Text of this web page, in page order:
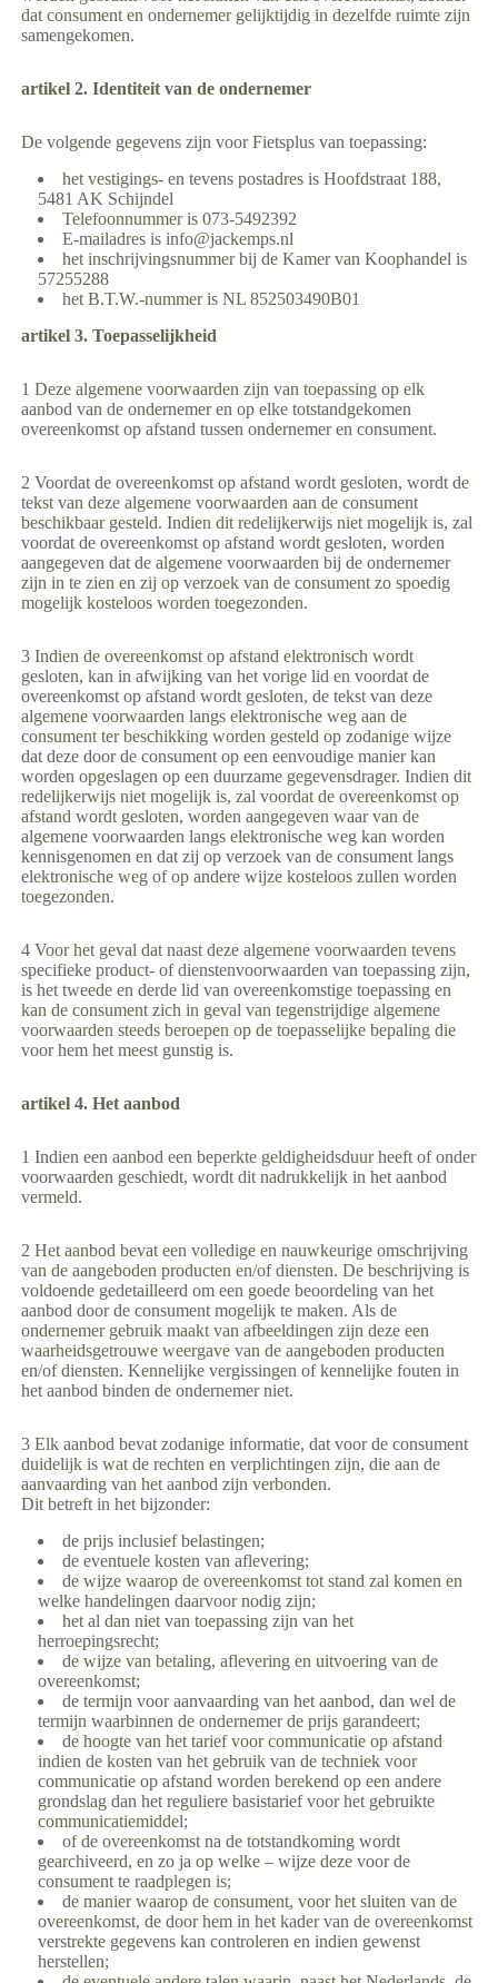
dat consument en ondernemer gelijktijdig in dezelfde ruimte zijn
samengekomen.
artikel 2. Identiteit van de ondernemer
De volgende gegevens zijn voor Fietsplus van toepassing:
het vestigings- en tevens postadres is Hoofdstraat 188,
5481 AK Schijndel
Telefoonnummer is 073-5492392
E-mailadres is info@jackemps.nl
het inschrijvingsnummer bij de Kamer van Koophandel is
57255288
het B.T.W.-nummer is NL 852503490B01
artikel 3. Toepasselijkheid
1 Deze algemene voorwaarden zijn van toepassing op elk
aanbod van de ondernemer en op elke totstandgekomen
overeenkomst op afstand tussen ondernemer en consument.
2 Voordat de overeenkomst op afstand wordt gesloten, wordt de
tekst van deze algemene voorwaarden aan de consument
beschikbaar gesteld. Indien dit redelijkerwijs niet mogelijk is, zal
voordat de overeenkomst op afstand wordt gesloten, worden
aangegeven dat de algemene voorwaarden bij de ondernemer
zijn in te zien en zij op verzoek van de consument zo spoedig
mogelijk kosteloos worden toegezonden.
3 Indien de overeenkomst op afstand elektronisch wordt
gesloten, kan in afwijking van het vorige lid en voordat de
overeenkomst op afstand wordt gesloten, de tekst van deze
algemene voorwaarden langs elektronische weg aan de
consument ter beschikking worden gesteld op zodanige wijze
dat deze door de consument op een eenvoudige manier kan
worden opgeslagen op een duurzame gegevensdrager. Indien dit
redelijkerwijs niet mogelijk is, zal voordat de overeenkomst op
afstand wordt gesloten, worden aangegeven waar van de
algemene voorwaarden langs elektronische weg kan worden
kennisgenomen en dat zij op verzoek van de consument langs
elektronische weg of op andere wijze kosteloos zullen worden
toegezonden.
4 Voor het geval dat naast deze algemene voorwaarden tevens
specifieke product- of dienstenvoorwaarden van toepassing zijn,
is het tweede en derde lid van overeenkomstige toepassing en
kan de consument zich in geval van tegenstrijdige algemene
voorwaarden steeds beroepen op de toepasselijke bepaling die
voor hem het meest gunstig is.
artikel 4. Het aanbod
1 Indien een aanbod een beperkte geldigheidsduur heeft of onder
voorwaarden geschiedt, wordt dit nadrukkelijk in het aanbod
vermeld.
2 Het aanbod bevat een volledige en nauwkeurige omschrijving
van de aangeboden producten en/of diensten. De beschrijving is
voldoende gedetailleerd om een goede beoordeling van het
aanbod door de consument mogelijk te maken. Als de
ondernemer gebruik maakt van afbeeldingen zijn deze een
waarheidsgetrouwe weergave van de aangeboden producten
en/of diensten. Kennelijke vergissingen of kennelijke fouten in
het aanbod binden de ondernemer niet.
3 Elk aanbod bevat zodanige informatie, dat voor de consument
duidelijk is wat de rechten en verplichtingen zijn, die aan de
aanvaarding van het aanbod zijn verbonden.
Dit betreft in het bijzonder:
de prijs inclusief belastingen;
de eventuele kosten van aflevering;
de wijze waarop de overeenkomst tot stand zal komen en
welke handelingen daarvoor nodig zijn;
het al dan niet van toepassing zijn van het
herroepingsrecht;
de wijze van betaling, aflevering en uitvoering van de
overeenkomst;
de termijn voor aanvaarding van het aanbod, dan wel de
termijn waarbinnen de ondernemer de prijs garandeert;
de hoogte van het tarief voor communicatie op afstand
indien de kosten van het gebruik van de techniek voor
communicatie op afstand worden berekend op een andere
grondslag dan het reguliere basistarief voor het gebruikte
communicatiemiddel;
of de overeenkomst na de totstandkoming wordt
gearchiveerd, en zo ja op welke – wijze deze voor de
consument te raadplegen is;
de manier waarop de consument, voor het sluiten van de
overeenkomst, de door hem in het kader van de overeenkomst
verstrekte gegevens kan controleren en indien gewenst
herstellen;